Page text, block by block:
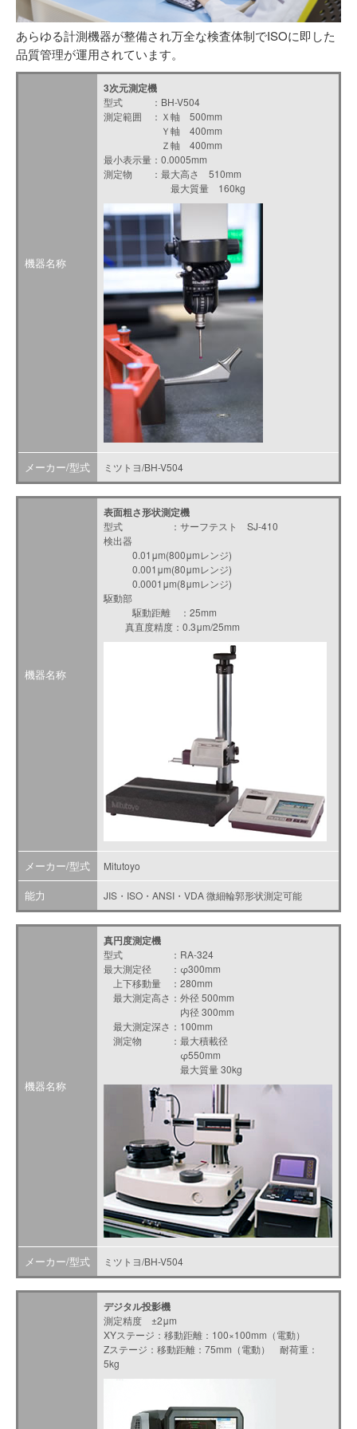
あらゆる計測機器が整備され万全な検査体制でISOに即した
品質管理が運用されています。
機器名称
3次元測定機
型式 ：BH-V504
測定範囲 ：Ｘ軸 500mm
Ｙ軸 400mm
Ｚ軸 400mm
最小表示量：0.0005mm
測定物 ：最大高さ 510mm
最大質量 160kg
メーカー/型式 ミツトヨ/BH-V504
機器名称
表面粗さ形状測定機
型式 ：サーフテスト SJ-410
検出器
0.01μm(800μmレンジ)
0.001μm(80μmレンジ)
0.0001μm(8μmレンジ)
駆動部
駆動距離 ：25mm
真直度精度：0.3μm/25mm
メーカー/型式 Mitutoyo
能力 JIS・ISO・ANSI・VDA 微細輪郭形状測定可能
機器名称
真円度測定機
型式 ：RA-324
最大測定径 ：φ300mm
上下移動量 ：280mm
最大測定高さ：外径 500mm
内径 300mm
最大測定深さ：100mm
測定物 ：最大積載径
φ550mm
最大質量 30kg
メーカー/型式 ミツトヨ/BH-V504
デジタル投影機
測定精度 ±2μm
XYステージ：移動距離：100×100mm（電動）
Zステージ：移動距離：75mm（電動） 耐荷重：
5kg